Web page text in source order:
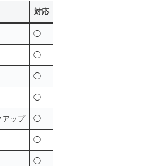
対応
◯
◯
◯
◯
アップ ◯
◯
◯